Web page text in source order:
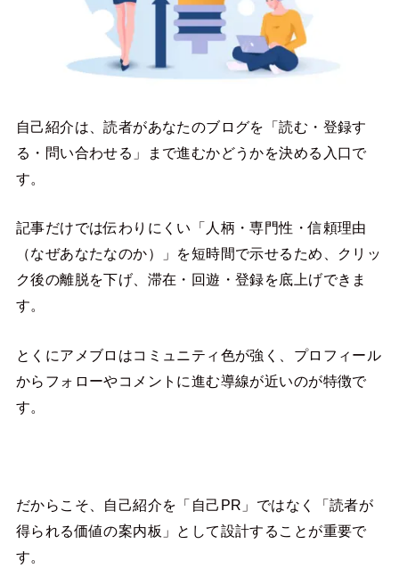
自己紹介は、読者があなたのブログを「読む・登録す
る・問い合わせる」まで進むかどうかを決める入口で
す。
記事だけでは伝わりにくい「人柄・専門性・信頼理由
（なぜあなたなのか）」を短時間で示せるため、クリッ
ク後の離脱を下げ、滞在・回遊・登録を底上げできま
す。
とくにアメブロはコミュニティ色が強く、プロフィール
からフォローやコメントに進む導線が近いのが特徴で
す。
だからこそ、自己紹介を「自己PR」ではなく「読者が
得られる価値の案内板」として設計することが重要で
す。